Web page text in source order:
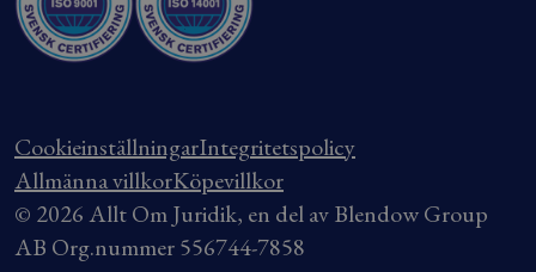
CookieinställningarIntegritetspolicy
Allmänna villkorKöpevillkor
© 2026 Allt Om Juridik, en del av Blendow Group
AB Org.nummer 556744-7858